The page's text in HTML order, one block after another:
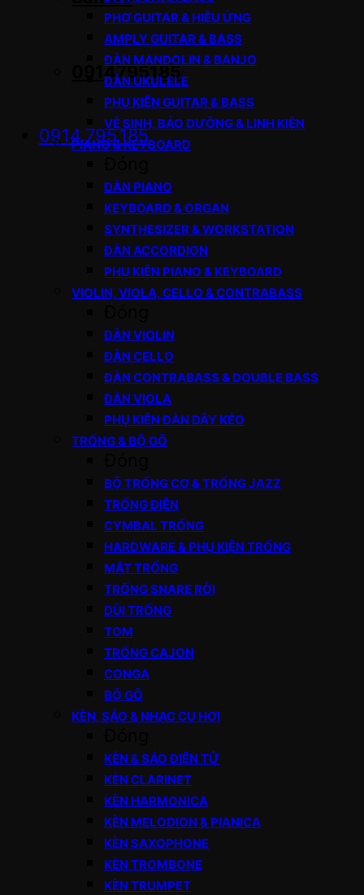
0914795185
0914.795.185
PHƠ GUITAR & HIỆU ỨNG
AMPLY GUITAR & BASS
ĐÀN MANDOLIN & BANJO
ĐÀN UKULELE
PHỤ KIỆN GUITAR & BASS
VỆ SINH, BẢO DƯỠNG & LINH KIỆN
PIANO & KEYBOARD
ĐÀN PIANO
KEYBOARD & ORGAN
SYNTHESIZER & WORKSTATION
ĐÀN ACCORDION
PHỤ KIỆN PIANO & KEYBOARD
VIOLIN, VIOLA, CELLO & CONTRABASS
ĐÀN VIOLIN
ĐÀN CELLO
ĐÀN CONTRABASS & DOUBLE BASS
ĐÀN VIOLA
PHỤ KIỆN ĐÀN DÂY KÉO
TRỐNG & BỘ GÕ
BỘ TRỐNG CƠ & TRỐNG JAZZ
TRỐNG ĐIỆN
CYMBAL TRỐNG
HARDWARE & PHỤ KIỆN TRỐNG
MẶT TRỐNG
TRỐNG SNARE RỜI
DÙI TRỐNG
TOM
TRỐNG CAJON
CONGA
BỘ GÕ
KÈN, SÁO & NHẠC CỤ HƠI
KÈN & SÁO ĐIỆN TỬ
KÈN CLARINET
KÈN HARMONICA
KÈN MELODION & PIANICA
KÈN SAXOPHONE
KÈN TROMBONE
KÈN TRUMPET